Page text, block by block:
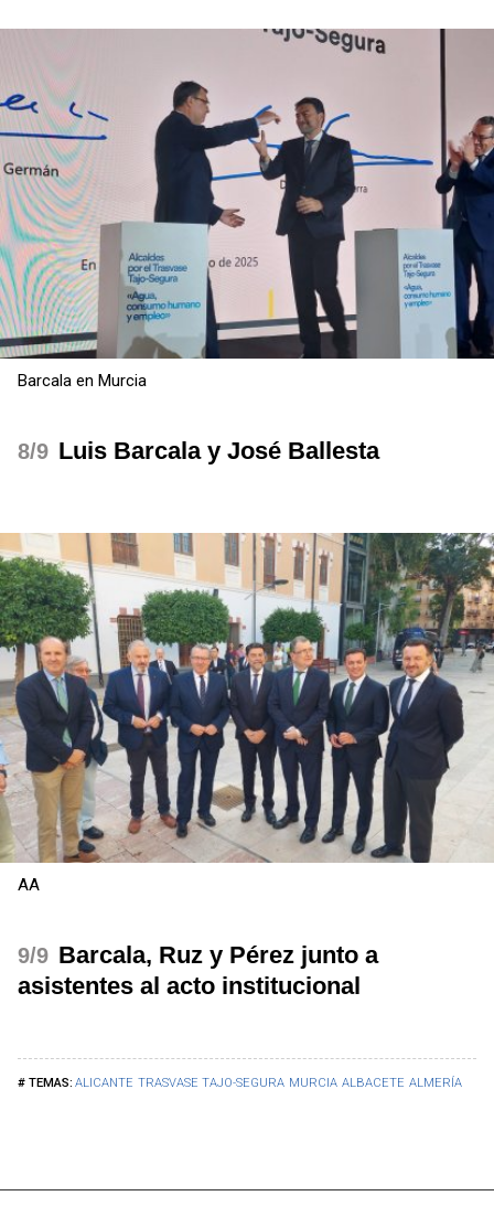
ALICANTE TRASVASE TAJO-SEGURA MURCIA ALBACETE ALMERÍA
Barcala en Murcia
/9 Luis Barcala y José Ballesta
AA
/9 Barcala, Ruz y Pérez junto a
asistentes al acto institucional